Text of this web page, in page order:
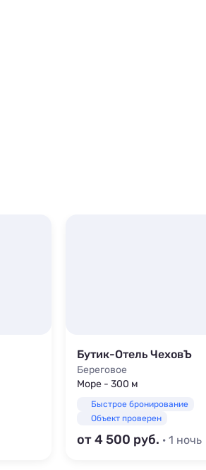
Бутик-Отель ЧеховЪ
Береговое
Море - 300 м
Быстрое бронирование
Объект проверен
от 4 500 · 1 ночь